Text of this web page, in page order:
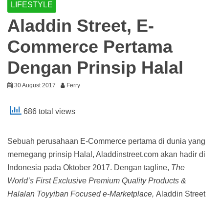
LIFESTYLE
Aladdin Street, E-
Commerce Pertama
Dengan Prinsip Halal
30 August 2017 Ferry
686 total views
Sebuah perusahaan E-Commerce pertama di dunia yang
memegang prinsip Halal, Aladdinstreet.com akan hadir di
Indonesia pada Oktober 2017. Dengan tagline, The
World’s First Exclusive Premium Quality Products &
Halalan Toyyiban Focused e-Marketplace, Aladdin Street